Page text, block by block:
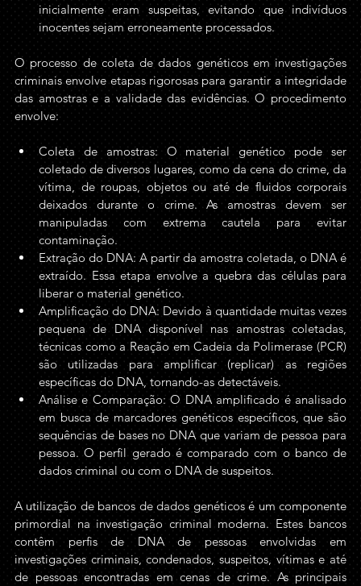
inicialmente eram suspeitas, evitando que indivíduos
inocentes sejam erroneamente processados.
O processo de coleta de dados genéticos em investigações
criminais envolve etapas rigorosas para garantir a integridade
das amostras e a validade das evidências. O procedimento
envolve:
Coleta de amostras: O material genético pode ser
coletado de diversos lugares, como da cena do crime, da
vítima, de roupas, objetos ou até de fluidos corporais
deixados durante o crime. As amostras devem ser
manipuladas com extrema cautela para evitar
contaminação.
Extração do DNA: A partir da amostra coletada, o DNA é
extraído. Essa etapa envolve a quebra das células para
liberar o material genético.
Amplificação do DNA: Devido à quantidade muitas vezes
pequena de DNA disponível nas amostras coletadas,
técnicas como a Reação em Cadeia da Polimerase (PCR)
são utilizadas para amplificar (replicar) as regiões
específicas do DNA, tornando-as detectáveis.
Análise e Comparação: O DNA amplificado é analisado
em busca de marcadores genéticos específicos, que são
sequências de bases no DNA que variam de pessoa para
pessoa. O perfil gerado é comparado com o banco de
dados criminal ou com o DNA de suspeitos.
A utilização de bancos de dados genéticos é um componente
primordial na investigação criminal moderna. Estes bancos
contêm perfis de DNA de pessoas envolvidas em
investigações criminais, condenados, suspeitos, vítimas e até
de pessoas encontradas em cenas de crime. As principais